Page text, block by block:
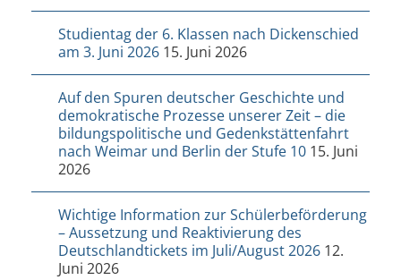
Studientag der 6. Klassen nach Dickenschied
am 3. Juni 2026 15. Juni 2026
Auf den Spuren deutscher Geschichte und
demokratische Prozesse unserer Zeit – die
bildungspolitische und Gedenkstättenfahrt
nach Weimar und Berlin der Stufe 10 15. Juni
2026
Wichtige Information zur Schülerbeförderung
– Aussetzung und Reaktivierung des
Deutschlandtickets im Juli/August 2026 12.
Juni 2026